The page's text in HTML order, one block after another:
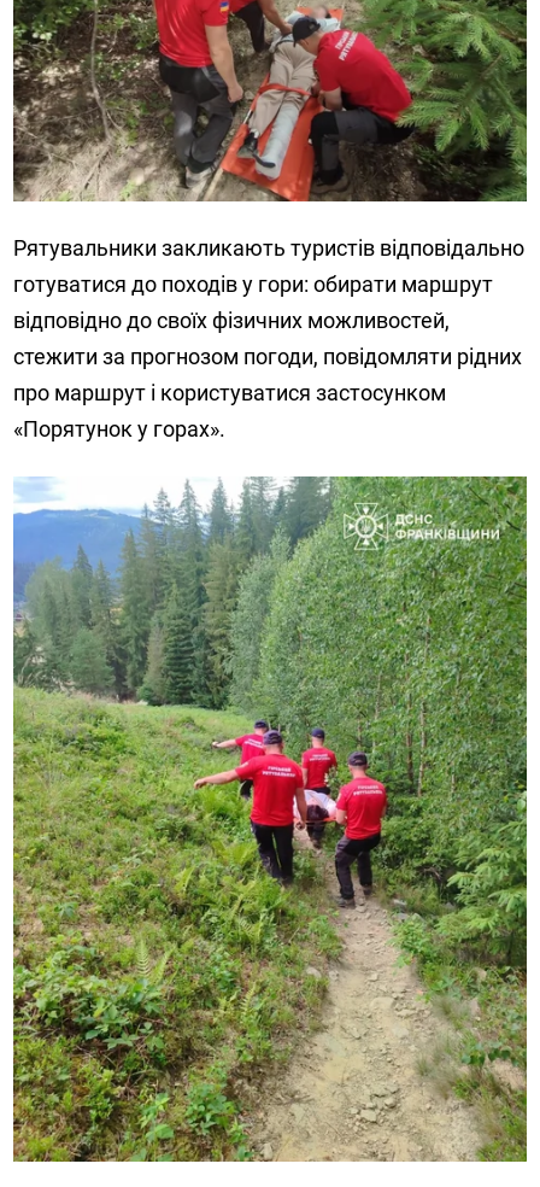
Рятувальники закликають туристів відповідально
готуватися до походів у гори: обирати маршрут
відповідно до своїх фізичних можливостей,
стежити за прогнозом погоди, повідомляти рідних
про маршрут і користуватися застосунком
«Порятунок у горах».